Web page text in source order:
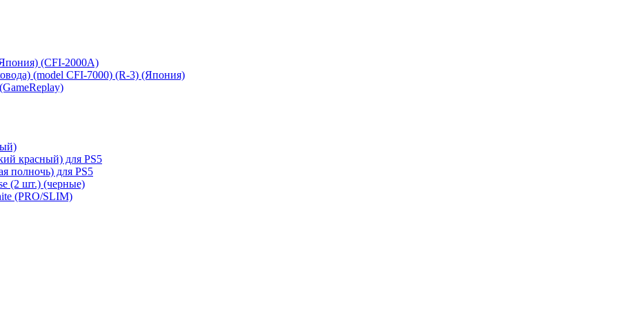
(CFI-2000A)
(model CFI-7000) (R-3) (Япония)
красный) для PS5
полночь) для PS5
(2 шт.) (черные)
(PRO/SLIM)